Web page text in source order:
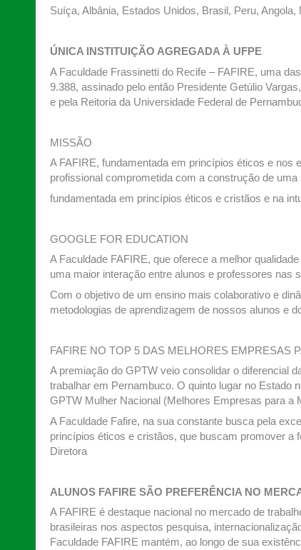
Suíça, Albânia, Estados Unidos, Brasil, Peru,
ÚNICA INSTITUIÇÃO AGREGADA À UFPE
A Faculdade Frassinetti do Recife – FAFIRE, uma
9.388, assinado pelo então Presidente Getúlio
e pela Reitoria da Universidade Federal de
MISSÃO
A FAFIRE, fundamentada em princípios éticos e nos
profissional comprometida com a construção de uma
fundamentada em princípios éticos e cristãos e na
GOOGLE FOR EDUCATION
A Faculdade FAFIRE, que oferece a melhor
uma maior interação entre alunos e professores nas
Com o objetivo de um ensino mais colaborativo e
metodologias de aprendizagem de nossos alunos e
FAFIRE NO TOP 5 DAS MELHORES EMPRESAS
A premiação do GPTW veio consolidar o diferencial
trabalhar em Pernambuco. O quinto lugar no Estado
GPTW Mulher Nacional (Melhores Empresas para a
A Faculdade Fafire, na sua constante busca pela
princípios éticos e cristãos, que buscam promover a
Diretora
ALUNOS FAFIRE SÃO PREFERÊNCIA NO
A FAFIRE é destaque nacional no mercado de
brasileiras nos aspectos pesquisa,
Faculdade FAFIRE mantém, ao longo de sua